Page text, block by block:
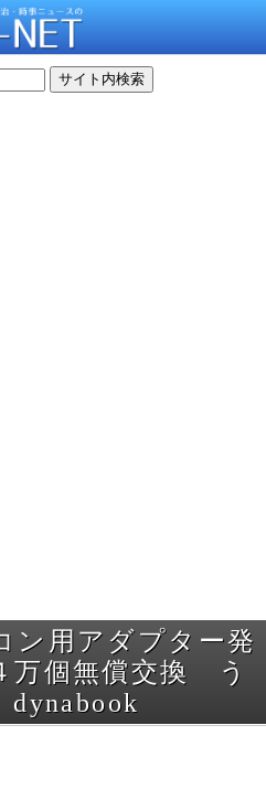
ン用アダプター発
万個無償交換 う